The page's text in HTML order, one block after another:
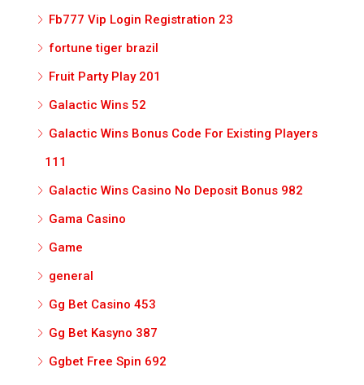
Fb777 Vip Login Registration 23
fortune tiger brazil
Fruit Party Play 201
Galactic Wins 52
Galactic Wins Bonus Code For Existing Players
111
Galactic Wins Casino No Deposit Bonus 982
Gama Casino
Game
general
Gg Bet Casino 453
Gg Bet Kasyno 387
Ggbet Free Spin 692